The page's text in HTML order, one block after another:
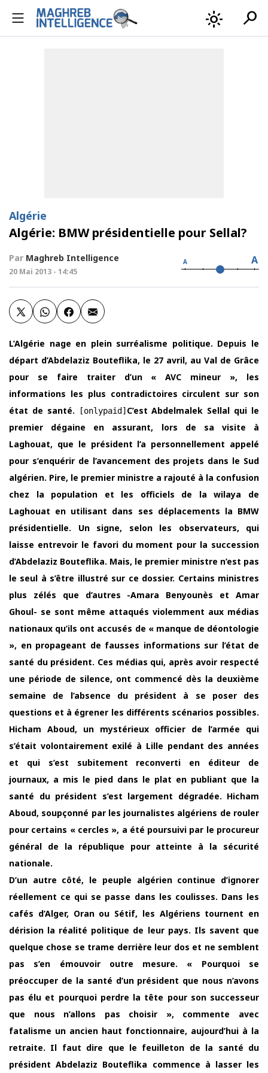
light_mode search
Algérie
Algérie: BMW présidentielle pour Sellal?
Par Maghreb Intelligence
20 Mai 2013 - 14:45
A A
L’Algérie nage en plein surréalisme politique. Depuis le
départ d’Abdelaziz Bouteflika, le 27 avril, au Val de Grâce
pour se faire traiter d’un « AVC mineur », les
informations les plus contradictoires circulent sur son
état de santé.
[onlypaid] C’est Abdelmalek Sellal qui le
premier dégaine en assurant, lors de sa visite à
Laghouat, que le président l’a personnellement appelé
pour s’enquérir de l’avancement des projets dans le Sud
algérien. Pire, le premier ministre a rajouté à la confusion
chez la population et les officiels de la wilaya de
Laghouat en utilisant dans ses déplacements la BMW
présidentielle. Un signe, selon les observateurs, qui
laisse entrevoir le favori du moment pour la succession
d’Abdelaziz Bouteflika. Mais, le premier ministre n’est pas
le seul à s’être illustré sur ce dossier. Certains ministres
plus zélés que d’autres -Amara Benyounès et Amar
Ghoul- se sont même attaqués violemment aux médias
nationaux qu’ils ont accusés de « manque de déontologie
», en propageant de fausses informations sur l’état de
santé du président. Ces médias qui, après avoir respecté
une période de silence, ont commencé dès la deuxième
semaine de l’absence du président à se poser des
questions et à égrener les différents scénarios possibles.
Hicham Aboud, un mystérieux officier de l’armée qui
s’était volontairement exilé à Lille pendant des années
et qui s’est subitement reconverti en éditeur de
journaux, a mis le pied dans le plat en publiant que la
santé du président s’est largement dégradée. Hicham
Aboud, soupçonné par les journalistes algériens de rouler
pour certains « cercles », a été poursuivi par le procureur
général de la république pour atteinte à la sécurité
nationale.
D’un autre côté, le peuple algérien continue d’ignorer
réellement ce qui se passe dans les coulisses. Dans les
cafés d’Alger, Oran ou Sétif, les Algériens tournent en
dérision la réalité politique de leur pays. Ils savent que
quelque chose se trame derrière leur dos et ne semblent
pas s’en émouvoir outre mesure. « Pourquoi se
préoccuper de la santé d’un président que nous n’avons
pas élu et pourquoi perdre la tête pour son successeur
que nous n’allons pas choisir », commente avec
fatalisme un ancien haut fonctionnaire, aujourd’hui à la
retraite. Il faut dire que le feuilleton de la santé du
président Abdelaziz Bouteflika commence à lasser les